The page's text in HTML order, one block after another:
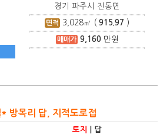
경기 파주시 진동면
면적 3,028㎡ (915.97 )
매매가 9,160만원
방목리 답, 지적도로접
토지 답